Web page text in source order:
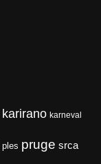
karirano karneval
ples pruge srca